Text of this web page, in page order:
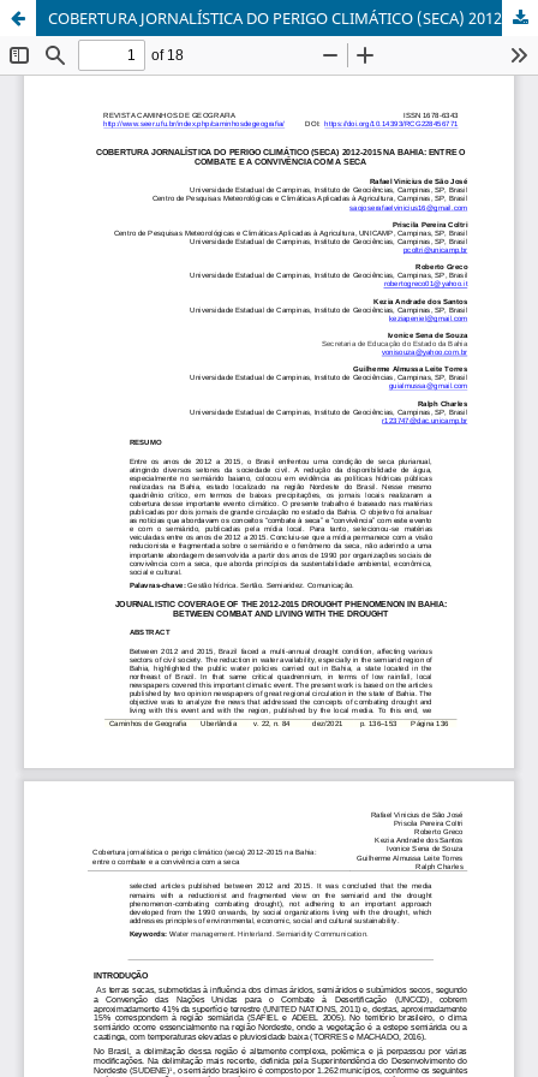
COBERTURA JORNALÍSTICA DO PERIGO CLIMÁTICO (SECA) 2012-2015 NA BAHIA: ENTRE O COMBATE E A CONVIVÊNCIA COM A SECA